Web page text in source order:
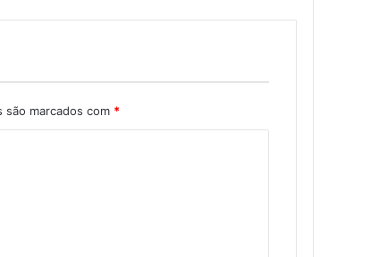
são marcados com *